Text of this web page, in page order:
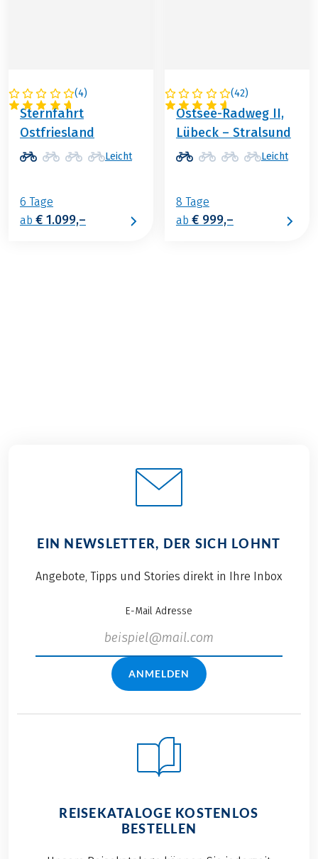
(4)
DEUTSCHLAND
Sternfahrt
Ostfriesland
Leicht
6 Tage
ab € 1.099,–
(42)
DEUTSCHLAND
Ostsee-Radweg II,
Lübeck – Stralsund
Leicht
8 Tage
ab € 999,–
EIN NEWSLETTER, DER SICH LOHNT
Angebote, Tipps und Stories direkt in Ihre Inbox
E-Mail Adresse
ANMELDEN
REISEKATALOGE KOSTENLOS
BESTELLEN